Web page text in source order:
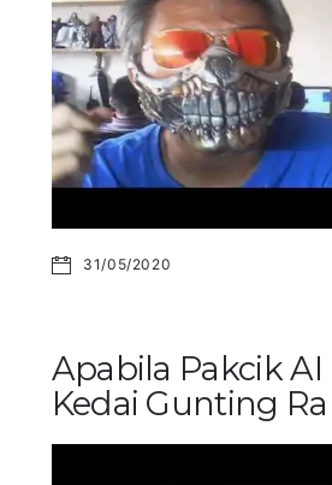
31/05/2020
Apabila Pakcik AI
Kedai Gunting